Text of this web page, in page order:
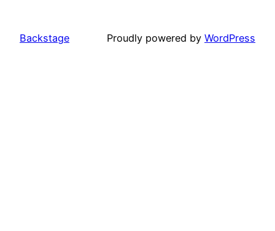
Backstage Proudly powered by WordPress